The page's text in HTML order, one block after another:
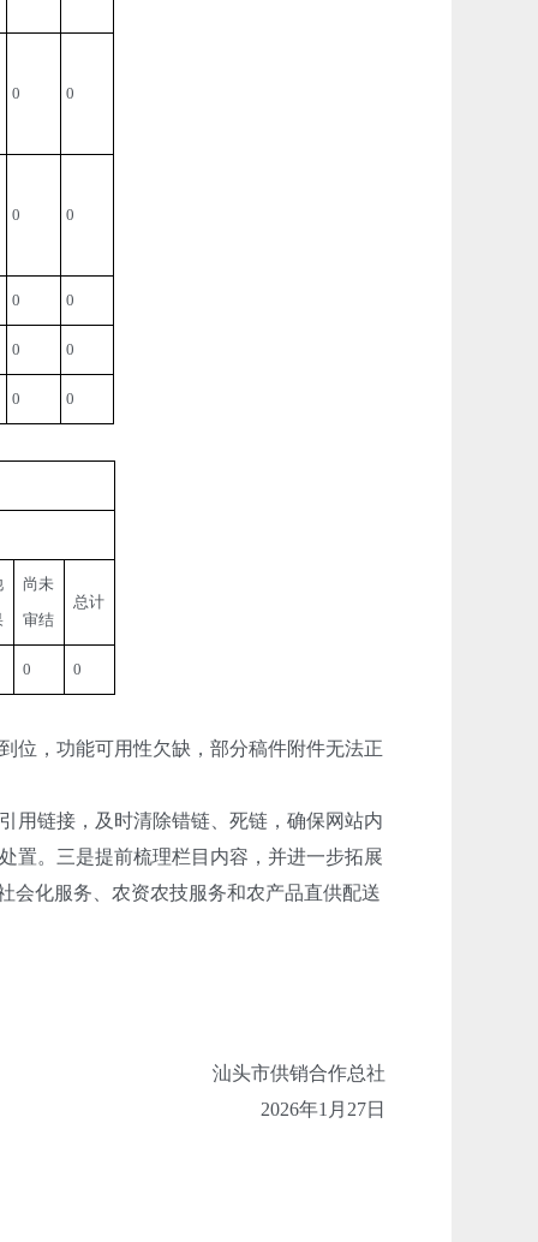
0 0
0 0
0 0
0 0
0 0
尚未
审结
总计
0 0
，功能可用性欠缺，部分稿件附件无法正
用链接，及时清除错链、死链，确保网站内
置。三是提前梳理栏目内容，并进一步拓展
会化服务、农资农技服务和农产品直供配送
汕头市供销合作总社
2026年1月27日